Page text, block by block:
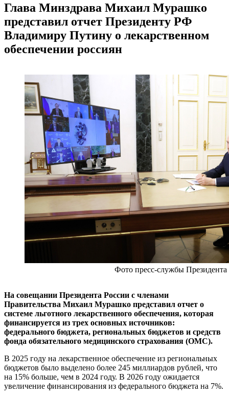
Глава Минздрава Михаил Мурашко
представил отчет Президенту РФ
Владимиру Путину о лекарственном
обеспечении россиян
Фото пресс-службы
На совещании Президента России с членами
Правительства Михаил Мурашко представил отчет о
системе льготного лекарственного обеспечения, которая
финансируется из трех основных источников:
федерального бюджета, региональных бюджетов и средств
фонда обязательного медицинского страхования (ОМС).
В 2025 году на лекарственное обеспечение из региональных
бюджетов было выделено более 245 миллиардов рублей, что
на 15% больше, чем в 2024 году. В 2026 году ожидается
увеличение финансирования из федерального бюджета на 7%.